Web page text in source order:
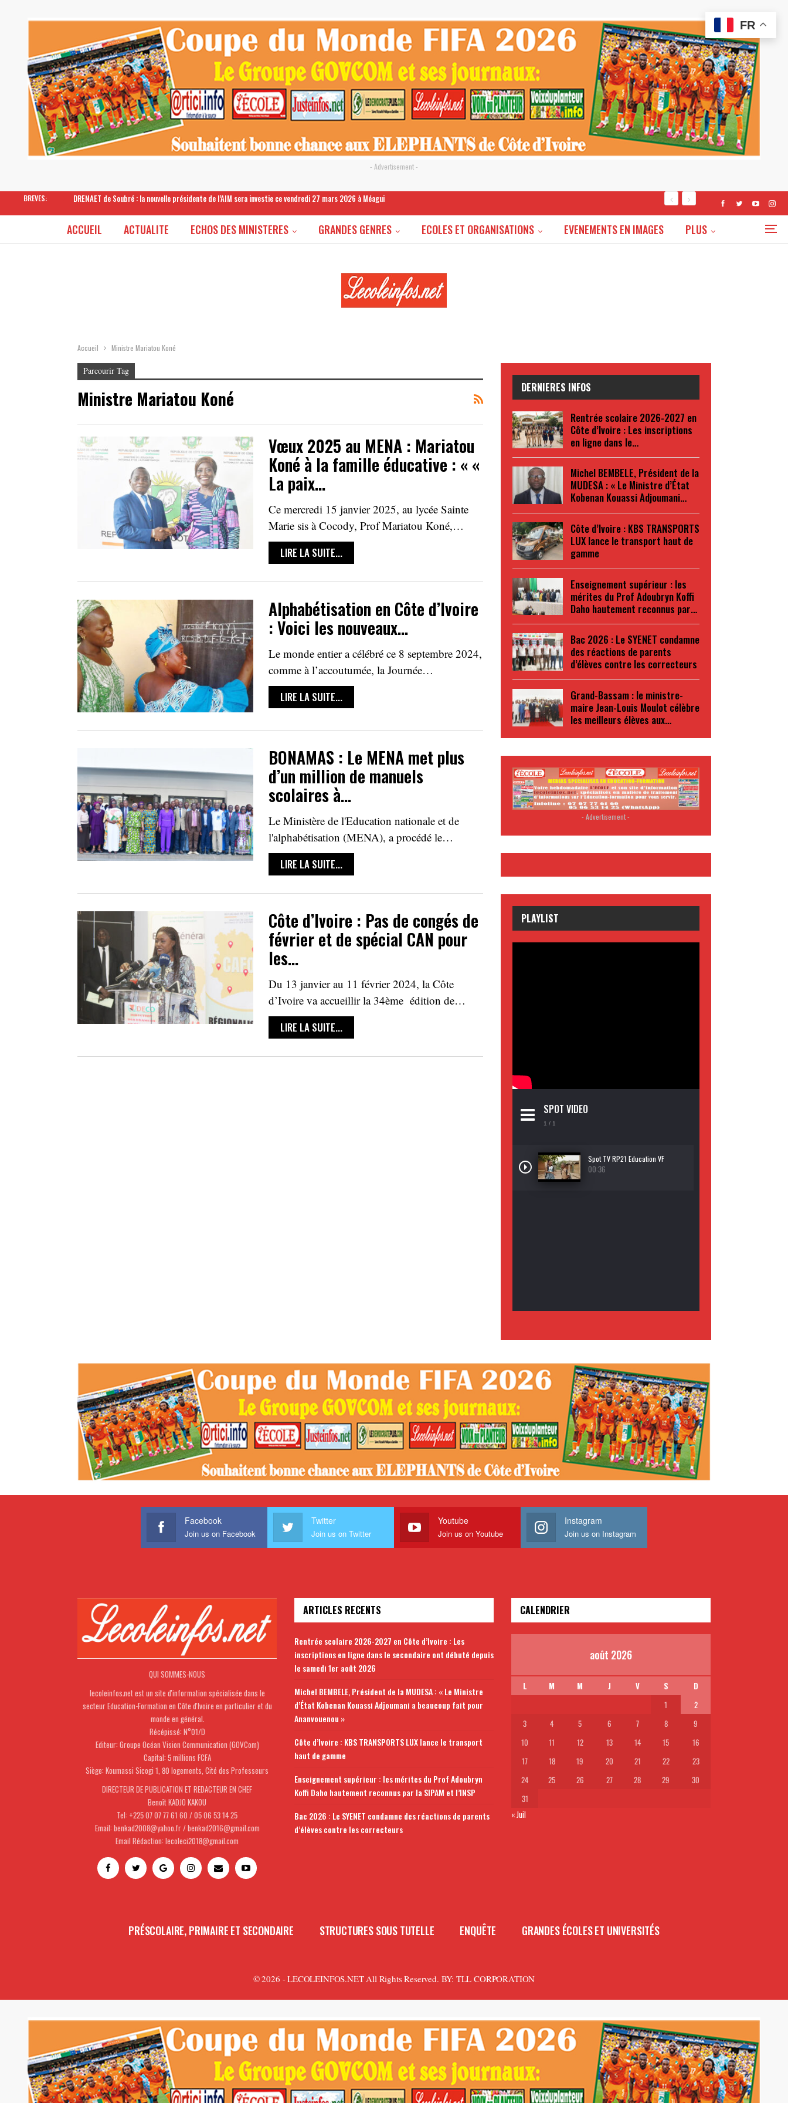
- Advertisement -
BREVES: DRENAET de Soubré : la nouvelle présidente de l’AIM sera investie ce vendredi 27 mars 2026 à Méagui
ACCUEIL ACTUALITE ECHOS DES MINISTERES GRANDES GENRES ECOLES ET ORGANISATIONS EVENEMENTS EN IMAGES PLUS
Accueil Ministre Mariatou Koné
Parcourir Tag
Ministre Mariatou Koné
Vœux 2025 au MENA : Mariatou
Koné à la famille éducative : « «
La paix…
Ce mercredi 15 janvier 2025, au lycée Sainte
Marie sis à Cocody, Prof Mariatou Koné,…
LIRE LA SUITE...
Alphabétisation en Côte d’Ivoire
: Voici les nouveaux…
Le monde entier a célébré ce 8 septembre 2024,
comme à l’accoutumée, la Journée…
LIRE LA SUITE...
BONAMAS : Le MENA met plus
d’un million de manuels
scolaires à…
Le Ministère de l'Education nationale et de
l'alphabétisation (MENA), a procédé le…
LIRE LA SUITE...
Côte d’Ivoire : Pas de congés de
février et de spécial CAN pour
les…
Du 13 janvier au 11 février 2024, la Côte
d’Ivoire va accueillir la 34ème édition de…
LIRE LA SUITE...
DERNIERES INFOS
Rentrée scolaire 2026-2027 en
Côte d’Ivoire : Les inscriptions
en ligne dans le…
Michel BEMBELE, Président de la
MUDESA : « Le Ministre d’État
Kobenan Kouassi Adjoumani…
Côte d’Ivoire : KBS TRANSPORTS
LUX lance le transport haut de
gamme
Enseignement supérieur : les
mérites du Prof Adoubryn Koffi
Daho hautement reconnus par…
Bac 2026 : Le SYENET condamne
des réactions de parents
d’élèves contre les correcteurs
Grand-Bassam : le ministre-
maire Jean-Louis Moulot célèbre
les meilleurs élèves aux…
- Advertisement -
PLAYLIST
SPOT VIDEO
1 / 1
Spot TV RP21 Education VF
00:36
Facebook
Join us on Facebook
Twitter
Join us on Twitter
Youtube
Join us on Youtube
Instagram
Join us on Instagram
QUI SOMMES-NOUS
lecoleinfos.net est un site d'information spécialisée dans le
secteur Education-Formation en Côte d'Ivoire en particulier et du
monde en général.
Récépissé: N°01/D
Editeur: Groupe Océan Vision Communication (GOVCom)
Capital: 5 millions FCFA
Siège: Koumassi Sicogi 1, 80 logements, Cité des Professeurs
DIRECTEUR DE PUBLICATION ET REDACTEUR EN CHEF
Benoît KADJO KAKOU
Tel: +225 07 07 77 61 60 / 05 06 53 14 25
Email: benkad2008@yahoo.fr / benkad2016@gmail.com
Email Rédaction: lecoleci2018@gmail.com
ARTICLES RECENTS
Rentrée scolaire 2026-2027 en Côte d’Ivoire : Les
inscriptions en ligne dans le secondaire ont débuté depuis
le samedi 1er août 2026
Michel BEMBELE, Président de la MUDESA : « Le Ministre
d’État Kobenan Kouassi Adjoumani a beaucoup fait pour
Ananvouenou »
Côte d’Ivoire : KBS TRANSPORTS LUX lance le transport
haut de gamme
Enseignement supérieur : les mérites du Prof Adoubryn
Koffi Daho hautement reconnus par la SIPAM et l’INSP
Bac 2026 : Le SYENET condamne des réactions de parents
d’élèves contre les correcteurs
CALENDRIER
août 2026
L M M J V S
D
1
2
3
4 5 6 7 8
9
10
11 12 13 14 15
16
17
18 19 20 21 22
23
24
25 26 27 28 29
30
31
« Juil
PRÉSCOLAIRE, PRIMAIRE ET SECONDAIRE STRUCTURES SOUS TUTELLE ENQUÊTE GRANDES ÉCOLES ET UNIVERSITÉS
© 2026 - LECOLEINFOS.NET All Rights Reserved. BY: TLL CORPORATION
FR